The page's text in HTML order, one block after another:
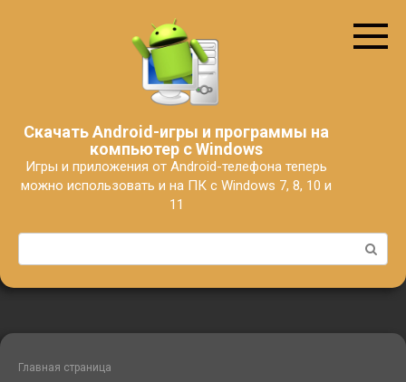
Скачать Android-игры и программы на
компьютер с Windows
Игры и приложения от Android-телефона теперь
можно использовать и на ПК с Windows 7, 8, 10 и
11
Поиск:
Главная страница